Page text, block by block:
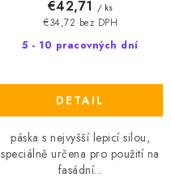
5 - 10 pracovných dní
€34,72 bez DPH
€42,71 / ks
DETAIL
páska s nejvyšší lepicí silou,
speciálně určena pro použití na
fasádní...